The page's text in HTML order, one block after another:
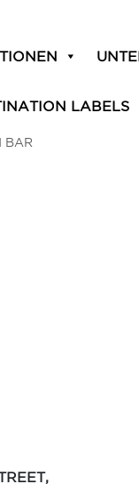
LABELS
BAR